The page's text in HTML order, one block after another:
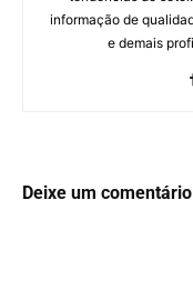
informação de
e demais
Deixe um